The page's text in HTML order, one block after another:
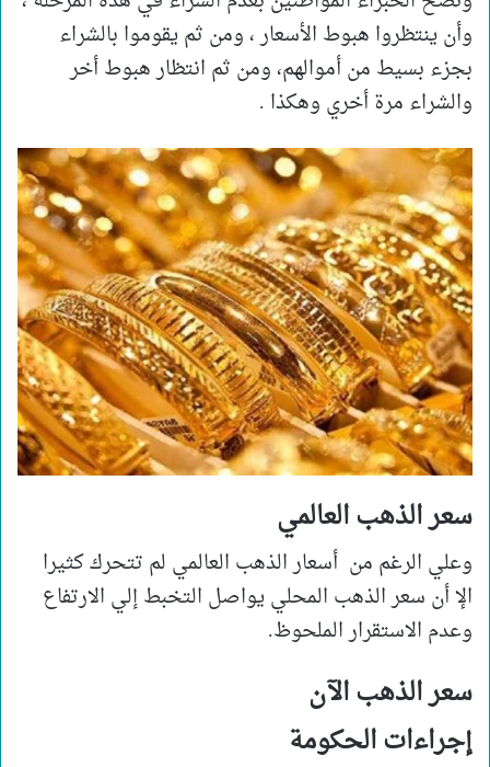
وأن ينتظروا هبوط الأسعار ، ومن ثم يقوموا بالشراء
بجزء بسيط من أموالهم، ومن ثم انتظار هبوط أخر
والشراء مرة أخري وهكذا .
سعر الذهب العالمي
وعلي الرغم من أسعار الذهب العالمي لم تتحرك كثيرا
الإ أن سعر الذهب المحلي يواصل التخبط إلي الارتفاع
وعدم الاستقرار الملحوظ.
سعر الذهب الآن
إجراءات الحكومة